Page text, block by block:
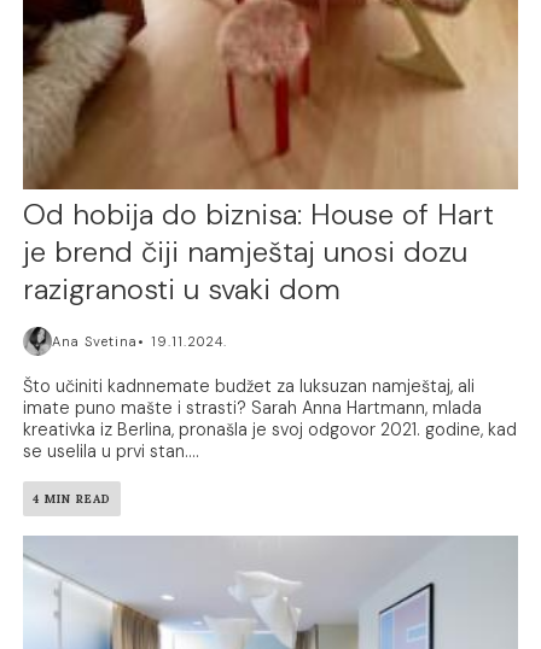
Od hobija do biznisa: House of Hart
je brend čiji namještaj unosi dozu
razigranosti u svaki dom
Ana Svetina 19.11.2024.
Što učiniti kadnnemate budžet za luksuzan namještaj, ali
imate puno mašte i strasti? Sarah Anna Hartmann, mlada
kreativka iz Berlina, pronašla je svoj odgovor 2021. godine, kad
se uselila u prvi stan....
4 MIN READ